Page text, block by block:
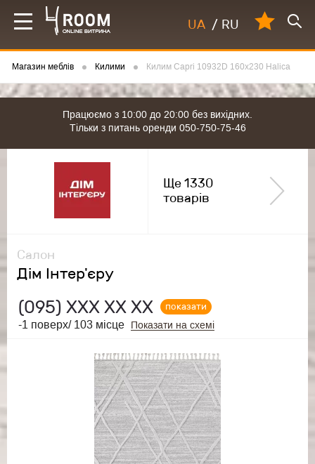
UA / RU
Магазин меблів Килими Килим Capri 10932D 160x230 Halica
Працюємо з 10:00 до 20:00 без вихідних.
Тільки з питань оренди 050-750-75-46
Салон
Дім Інтер'єру
(095) ХХХ ХХ ХХ
показати
-1 поверх/ 103 місце
Показати на схемі
Ще 1330
товарів